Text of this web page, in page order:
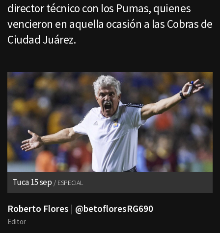
director técnico con los Pumas, quienes
vencieron en aquella ocasión a las Cobras de
Ciudad Juárez.
Tuca 15 sep ESPECIAL
Roberto Flores | @betofloresRG690
Editor